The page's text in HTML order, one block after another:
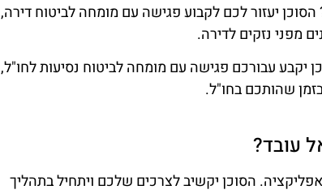
יעזור לכם לקבוע פגישה עם מומחה לביטוח דירה,
מפני נזקים לדירה.
יקבע עבורכם פגישה עם מומחה לביטוח נסיעות לחו"ל,
שהותכם בחו"ל.
עובד?
הסוכן יקשיב לצרכים שלכם ויתחיל בתהליך